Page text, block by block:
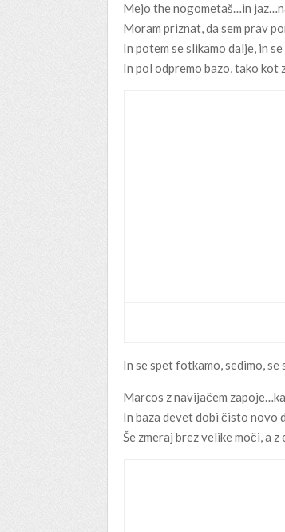
Mejo the nogometaš…in
Moram priznat, da sem prav
In potem se slikamo dalje, in
In pol odpremo bazo, tako kot
In se spet fotkamo, sedimo,
Marcos z navijačem
In baza devet dobi čisto novo
Še zmeraj brez velike moči, a